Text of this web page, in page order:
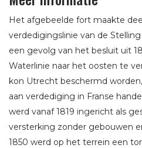
Het afgebeelde fort maakte
verdedigingslinie van de
een gevolg van het besluit uit
Waterlinie naar het oosten te
kon Utrecht beschermd
aan verdediging in Franse
werd vanaf 1819 ingericht als
versterking zonder gebouwen
1850 werd op het terrein een